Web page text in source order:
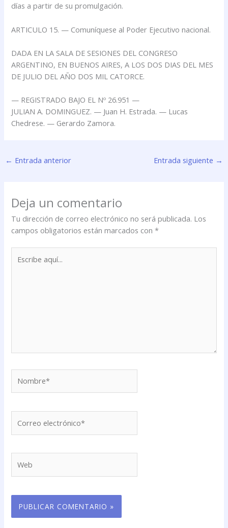
días a partir de su promulgación.
ARTICULO 15. — Comuníquese al Poder Ejecutivo nacional.
DADA EN LA SALA DE SESIONES DEL CONGRESO
ARGENTINO, EN BUENOS AIRES, A LOS DOS DIAS DEL MES
DE JULIO DEL AÑO DOS MIL CATORCE.
— REGISTRADO BAJO EL Nº 26.951 —
JULIAN A. DOMINGUEZ. — Juan H. Estrada. — Lucas
Chedrese. — Gerardo Zamora.
← Entrada anterior Entrada siguiente →
Deja un comentario
Tu dirección de correo electrónico no será publicada. Los
campos obligatorios están marcados con*
aquí...
electrónico*